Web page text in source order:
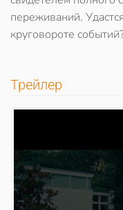
переживаний.
круговороте
Трейлер